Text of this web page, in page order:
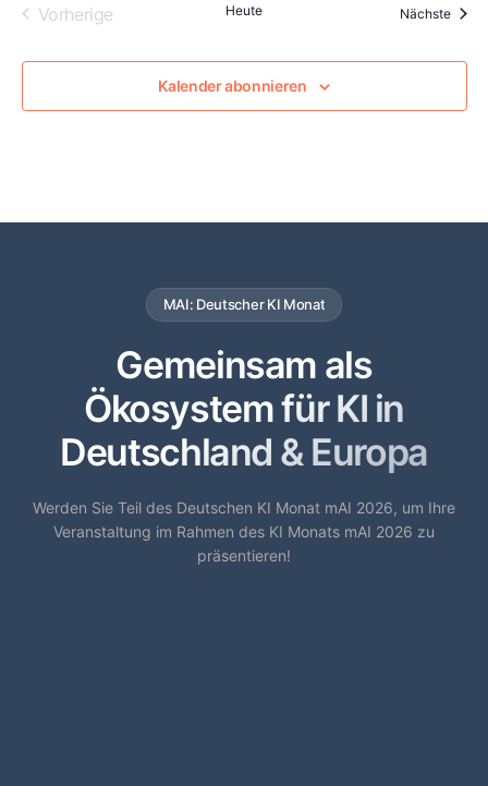
VorherigeVeranstaltungenHeute Nächste
Kalender abonnieren
MAI: Deutscher KI Monat
Gemeinsam als
Ökosystem für KI in
Deutschland & Europa
Werden Sie Teil des Deutschen KI Monat mAI 2026, um Ihre
Veranstaltung im Rahmen des KI Monats mAI 2026 zu
präsentieren!